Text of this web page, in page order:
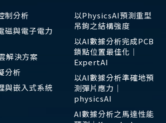
制分析
磁與電子電力
解決方案
分析
與嵌入式系統
以PhysicsAI預測重型
吊鉤之結構強度
以AI數據分析完成PCB
鎖點位置最佳化｜
ExpertAI
以AI數據分析準確地預
測彈片應力｜
physicsAI
AI數據分析之馬達性能